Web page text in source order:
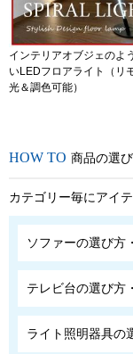
インテリアオブジェのよ
いLEDフロアライト（リ
光＆調色可能）
商品の選
カテゴリー毎にアイ
ソファーの選び方
テレビ台の選び方
ライト照明器具の